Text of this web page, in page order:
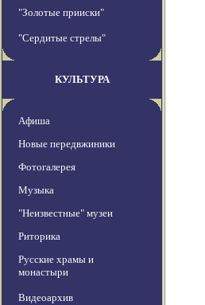
"Золотые прииски"
"Сердитые стрелы"
КУЛЬТУРА
Афиша
Новые передвжиники
Фотогалерея
Музыка
"Неизвестные" музеи
Риторика
Русские храмы и
монастыри
Видеоархив